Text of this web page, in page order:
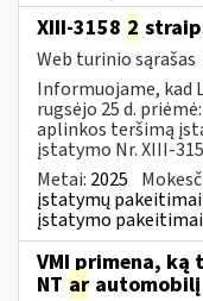
XIII-3158 2
Web turinio sąrašas
Informuojame, kad
rugsėjo 25 d.
aplinkos teršimą
įstatymo Nr. XIII-
Metai: 2025
įstatymų
įstatymo pakeitimai
VMI primena,
NT ar automobilį